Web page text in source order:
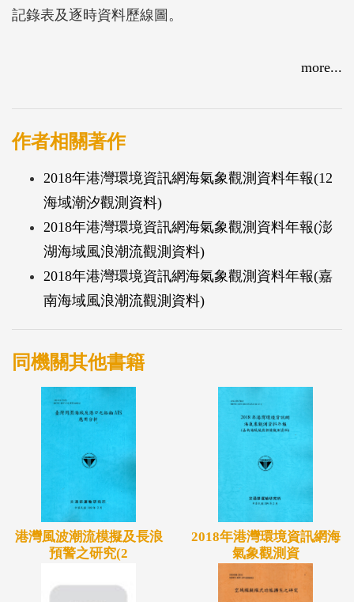
記錄表及逐時資料歷線圖。
more...
作者相關著作
2018年港灣環境資訊網海氣象觀測資料年報(12
海域潮汐觀測資料)
2018年港灣環境資訊網海氣象觀測資料年報(澎
湖海域風浪潮流觀測資料)
2018年港灣環境資訊網海氣象觀測資料年報(嘉
南海域風浪潮流觀測資料)
同機關其他書籍
港灣風波潮流模擬及長浪
預警之研究(2
2018年港灣環境資訊網海
氣象觀測資